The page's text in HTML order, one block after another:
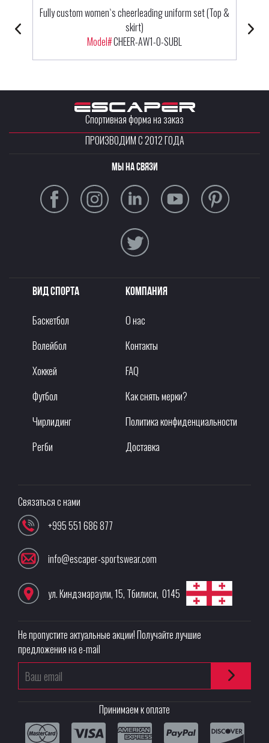
Fully custom women`s cheerleading uniform set (Top &
skirt)
Model#CHEER-AW1-0-SUBL
Спортивная форма на заказ
ПРОИЗВОДИМ С 2012 ГОДА
Мы на связи
Вид спорта
Баскетбол
Волейбол
Хоккей
Футбол
Чирлидинг
Регби
Компания
О нас
Контакты
FAQ
Как снять мерки?
Политика конфиденциальности
Доставка
Связаться с нами
+995 551 686 877
info@escaper-sportswear.com
ул. Киндзмараули, 15, Тбилиси, 0145
Не пропустите актуальные акции! Получайте лучшие
предложения на e-mail
Принимаем к оплате